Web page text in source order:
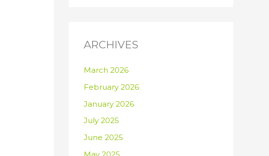
ARCHIVES
March 2026
February 2026
January 2026
July 2025
June 2025